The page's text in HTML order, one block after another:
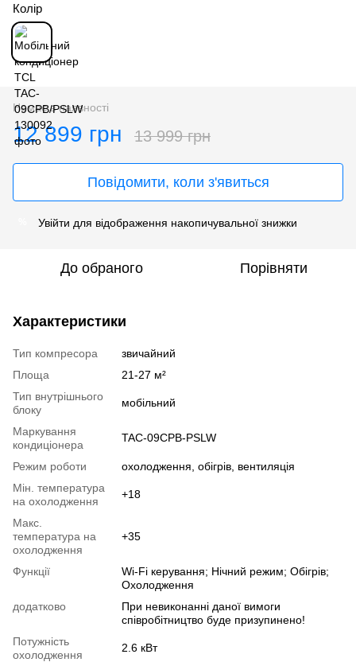
Колір
Немає в наявності
12 899 грн 13 999 грн
Повідомити, коли з'явиться
Увійти для відображення накопичувальної знижки
До обраного Порівняти
Характеристики
Тип компресора
звичайний
Площа
21-27 м²
Тип внутрішнього
блоку
мобільний
Маркування
кондиціонера
TAC-09CPB-PSLW
Режим роботи
охолодження, обігрів, вентиляція
Мін. температура
на охолодження
+18
Макс.
температура на
охолодження
+35
Функції
Wi‑Fi керування; Нічний режим; Обігрів;
Охолодження
додатково
При невиконанні даної вимоги
співробітництво буде призупинено!
Потужність
охолодження
2.6 кВт